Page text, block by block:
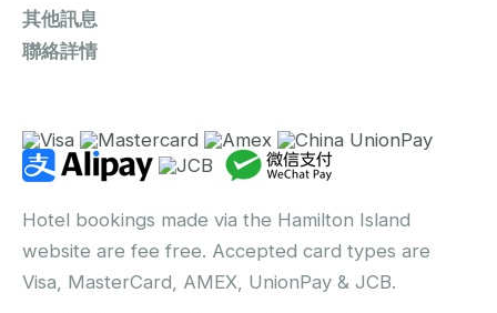
其他訊息
聯絡詳情
Hotel bookings made via the Hamilton Island
website are fee free. Accepted card types are
Visa, MasterCard, AMEX, UnionPay & JCB.